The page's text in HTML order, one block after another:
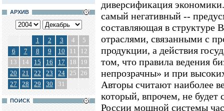
АРХИВ
1 2 3 4
5
6
7 8 9 10 11
12
13
14 15 16 17 18
19
20
21 22 23 24 25 26
27
28 29 30 31
ПОИСК
диверсификация
самый негативный --
составляющая в структуре
отраслями, связанными с
продукции, а действия
том, что правила ведения
непрозрачны» и при
Авторы считают наиболее
который, впрочем, не будет
России мощной системы